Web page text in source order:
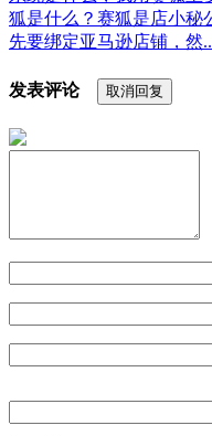
狐是什么？赛狐是店小秘
先要绑定亚马逊店铺，然
发表评论 取消回复